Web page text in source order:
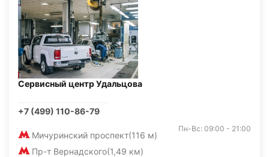
Сервисный центр Удальцова
+7 (499) 110-86-79
Мичуринский проспект(116 м)
Пр-т Вернадского(1,49 км)
Пн-Вс: 09:00 - 21:00